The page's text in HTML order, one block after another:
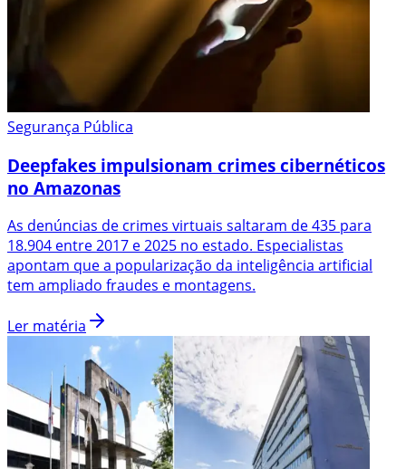
Segurança Pública
Deepfakes impulsionam crimes cibernéticos
no Amazonas
As denúncias de crimes virtuais saltaram de 435 para
18.904 entre 2017 e 2025 no estado. Especialistas
apontam que a popularização da inteligência artificial
tem ampliado fraudes e montagens.
Ler matéria